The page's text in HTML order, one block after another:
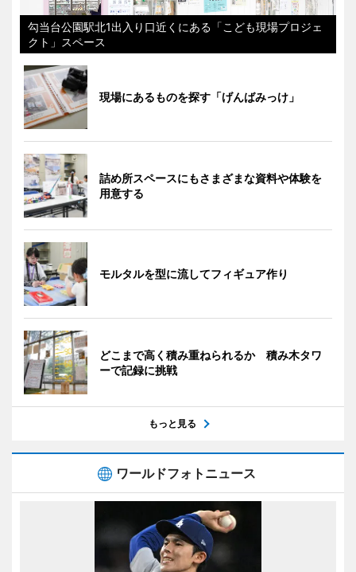
勾当台公園駅北1出入り口近くにある「こども現場プロジェ
クト」スペース
現場にあるものを探す「げんばみっけ」
詰め所スペースにもさまざまな資料や体験を
用意する
モルタルを型に流してフィギュア作り
どこまで高く積み重ねられるか 積み木タワ
ーで記録に挑戦
もっと見る
ワールドフォトニュース